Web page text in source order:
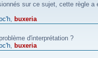
sur ce sujet, cette règle a
, buxeria
d'interprétation ?
, buxeria